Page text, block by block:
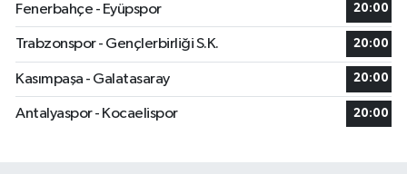
Fenerbahçe - Eyüpspor 20:00
Trabzonspor - Gençlerbirliği S.K. 20:00
Kasımpaşa - Galatasaray 20:00
Antalyaspor - Kocaelispor 20:00